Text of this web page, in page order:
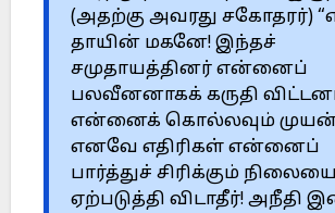
(அதற்கு அவரது சகோதரர்)
தாயின் மகனே! இந்தச்
சமுதாயத்தினர் என்னைப்
பலவீனனாகக் கருதி
என்னைக் கொல்லவும்
எனவே எதிரிகள் என்னைப்
பார்த்துச் சிரிக்கும் நிலையை
ஏற்படுத்தி விடாதீர்! அநீதி